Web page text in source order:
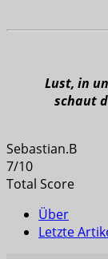
Lust, in
schaut
Sebastian.B
7/10
Total Score
Über
Letzte